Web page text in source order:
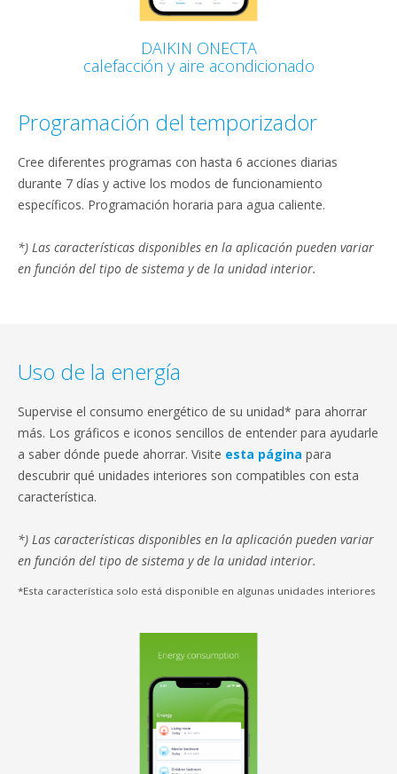
DAIKIN ONECTA
calefacción y aire acondicionado
Programación del temporizador
Cree diferentes programas con hasta 6 acciones diarias
durante 7 días y active los modos de funcionamiento
específicos. Programación horaria para agua caliente.
*) Las características disponibles en la aplicación pueden variar
en función del tipo de sistema y de la unidad interior.
Uso de la energía
Supervise el consumo energético de su unidad* para ahorrar
más. Los gráficos e iconos sencillos de entender para ayudarle
a saber dónde puede ahorrar. Visite esta página para
descubrir qué unidades interiores son compatibles con esta
característica.
*) Las características disponibles en la aplicación pueden variar
en función del tipo de sistema y de la unidad interior.
*Esta característica solo está disponible en algunas unidades interiores